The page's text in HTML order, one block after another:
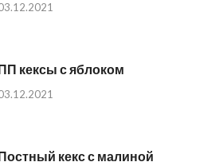
кексы с яблоком
кекс с малиной